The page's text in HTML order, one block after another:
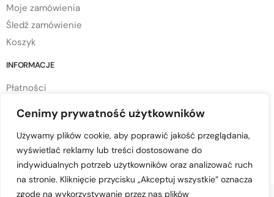
Cenimy prywatność użytkowników
Używamy plików cookie, aby poprawić jakość przeglądania,
wyświetlać reklamy lub treści dostosowane do
indywidualnych potrzeb użytkowników oraz analizować ruch
na stronie. Kliknięcie przycisku „Akceptuj wszystkie” oznacza
zgodę na wykorzystywanie przez nas plików
Moje zamówienia
Śledź zamówienie
Koszyk
INFORMACJE
Płatności
Regulamin sklepu
Polityka prywatności
Polityka cookies